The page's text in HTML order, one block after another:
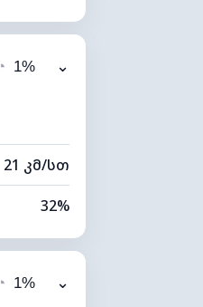
6%
10 კმ
◔ 1% ⌄
21 კმ/სთ
32%
5%
10 კმ
◔ 1% ⌄